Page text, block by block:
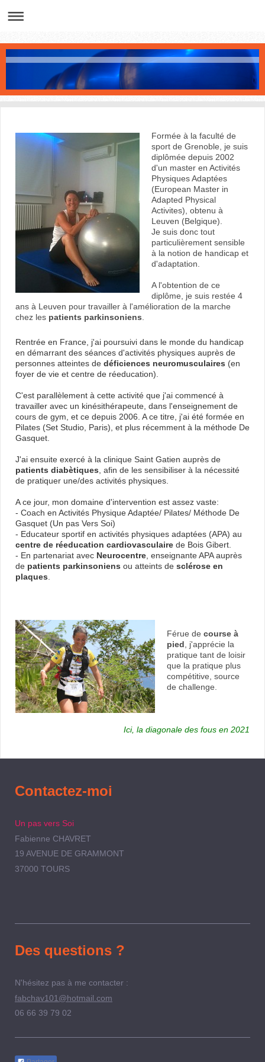
Formée à la faculté de
sport de Grenoble, je suis
diplômée depuis 2002
d'un master en Activités
Physiques Adaptées
(European Master in
Adapted Physical
Activites), obtenu à
Leuven (Belgique).
Je suis donc tout
particulièrement sensible
à la notion de handicap et
d'adaptation.
A l'obtention de ce
diplôme, je suis restée 4
ans à Leuven pour travailler à l'amélioration de la marche
chez les patients parkinsoniens
Rentrée en France, j'ai poursuivi dans le monde du handicap
en démarrant des séances d'activités physiques auprès de
personnes atteintes de déficiences neuromusculaires (en
foyer de vie et centre de réeducation).
C'est parallèlement à cette activité que j'ai commencé à
travailler avec un kinésithérapeute, dans l'enseignement de
cours de gym, et ce depuis 2006. A ce titre, j'ai été formée en
Pilates (Set Studio, Paris), et plus récemment à la méthode De
Gasquet.
J'ai ensuite exercé à la clinique Saint Gatien auprès de
patients diabètiques , afin de les sensibiliser à la nécessité
de pratiquer une/des activités physiques.
A ce jour, mon domaine d'intervention est assez vaste:
- Coach en Activités Physique Adaptée/ Pilates/ Méthode De
Gasquet (Un pas Vers Soi)
- Educateur sportif en activités physiques adaptées (APA) au
centre de réeducation cardiovasculaire de Bois Gibert.
- En partenariat avec Neurocentre , enseignante APA auprès
de patients parkinsoniens ou atteints de sclérose en
plaques
Férue de course à
pied , j'apprécie la
pratique tant de loisir
que la pratique plus
compétitive, source
de challenge.
Ici, la diagonale des fous en 2021
Contactez-moi
Un pas vers Soi
Fabienne CHAVRET
19 AVENUE DE GRAMMONT
37000 TOURS
Des questions ?
N'hésitez pas à me contacter :
fabchav101@hotmail.com
06 66 39 79 02